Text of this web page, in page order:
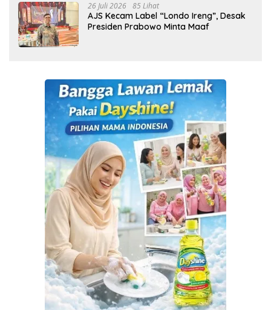
26 Juli 2026 85 Lihat
AJS Kecam Label “Londo Ireng”, Desak
Presiden Prabowo Minta Maaf